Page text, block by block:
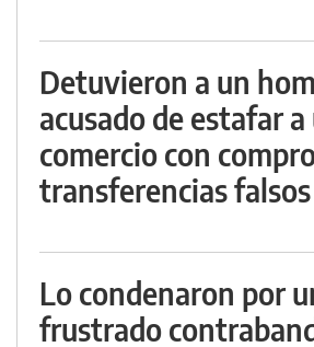
Detuvieron a un
acusado de estafar a
comercio con
transferencias falsos
Lo condenaron por
frustrado